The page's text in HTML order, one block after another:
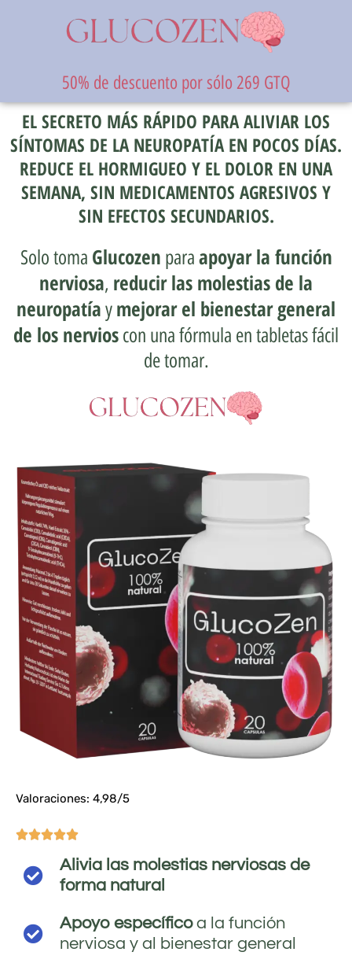
50% de descuento por sólo 269 GTQ
EL SECRETO MÁS RÁPIDO PARA ALIVIAR LOS
SÍNTOMAS DE LA NEUROPATÍA EN POCOS DÍAS.
REDUCE EL HORMIGUEO Y EL DOLOR EN UNA
SEMANA, SIN MEDICAMENTOS AGRESIVOS Y
SIN EFECTOS SECUNDARIOS.
Solo toma Glucozen para apoyar la función
nerviosa, reducir las molestias de la
neuropatía y mejorar el bienestar general
de los nervios con una fórmula en tabletas fácil
de tomar.
Valoraciones: 4,98/5

Alivia las molestias nerviosas de
forma natural
Apoyo específicoa la función
nerviosa y al bienestar general